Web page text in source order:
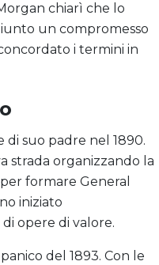
chiarì che lo
un compromesso
i termini in
suo padre nel 1890.
strada organizzando la
formare General
iniziato
opere di valore.
del 1893. Con le